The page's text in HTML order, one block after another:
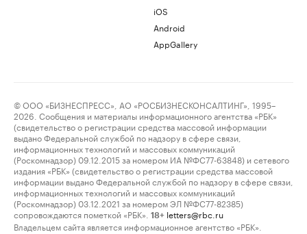
iOS
Android
AppGallery
© ООО «БИЗНЕСПРЕСС», АО «РОСБИЗНЕСКОНСАЛТИНГ», 1995–
2026. Сообщения и материалы информационного агентства «РБК»
(свидетельство о регистрации средства массовой информации
выдано Федеральной службой по надзору в сфере связи,
информационных технологий и массовых коммуникаций
(Роскомнадзор) 09.12.2015 за номером ИА №ФС77-63848) и сетевого
издания «РБК» (свидетельство о регистрации средства массовой
информации выдано Федеральной службой по надзору в сфере связи,
информационных технологий и массовых коммуникаций
(Роскомнадзор) 03.12.2021 за номером ЭЛ №ФС77-82385)
сопровождаются пометкой «РБК».
18+ letters@rbc.ru
Владельцем сайта является информационное агентство «РБК».